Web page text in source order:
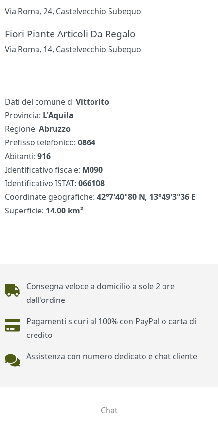
Via Roma, 24, Castelvecchio Subequo
Fiori Piante Articoli Da Regalo
Via Roma, 14, Castelvecchio Subequo
Dati del comune diVittorito
Provincia: L'Aquila
Regione:Abruzzo
Prefisso telefonico:0864
Abitanti:916
Identificativo fiscale: M090
Identificativo ISTAT:066108
Coordinate geografiche:42°7'40"80 N, 13°49'3"36 E
Superficie: 14.00 km²
Piè di pagina
Consegna veloce a domicilio a sole 2 ore
dall'ordine
Pagamenti sicuri al 100% con PayPal o carta di
credito
Assistenza con numero dedicato e chat cliente
Chat